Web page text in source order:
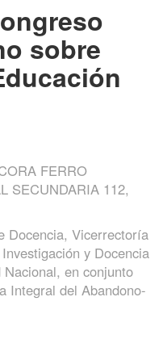
sobre
FERRO
SECUNDARIA 112,
Docencia, Vicerrectoría
y Docencia
en conjunto
Integral del Abandono-